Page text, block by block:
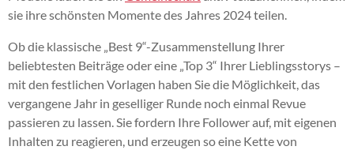
sie ihre schönsten Momente des Jahres 2024 teilen.
Ob die klassische „Best 9“-Zusammenstellung Ihrer
beliebtesten Beiträge oder eine „Top 3“ Ihrer Lieblingsstorys –
mit den festlichen Vorlagen haben Sie die Möglichkeit, das
vergangene Jahr in geselliger Runde noch einmal Revue
passieren zu lassen. Sie fordern Ihre Follower auf, mit eigenen
Inhalten zu reagieren, und erzeugen so eine Kette von